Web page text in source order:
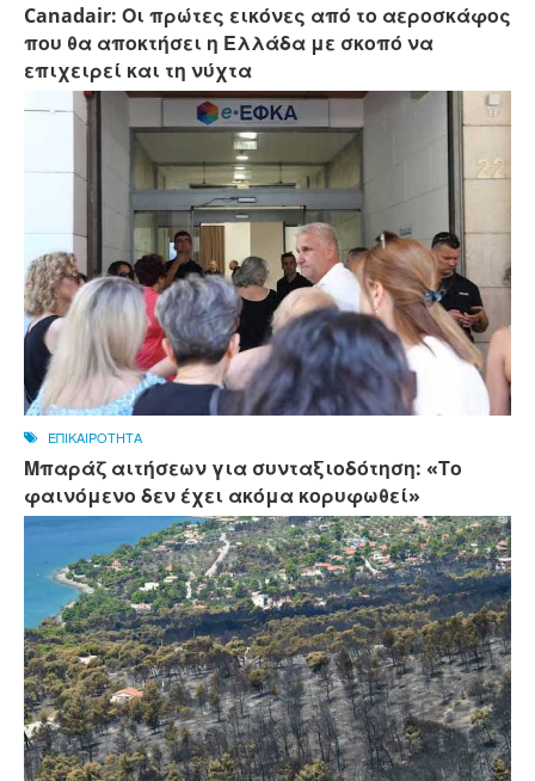
Canadair: Οι πρώτες εικόνες από το αεροσκάφος
που θα αποκτήσει η Ελλάδα με σκοπό να
επιχειρεί και τη νύχτα
ΕΠΙΚΑΙΡΟΤΗΤΑ
Μπαράζ αιτήσεων για συνταξιοδότηση: «Το
φαινόμενο δεν έχει ακόμα κορυφωθεί»